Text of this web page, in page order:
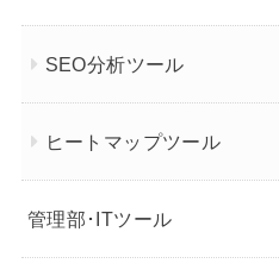
SEO分析ツール
ヒートマップツール
管理部･ITツール